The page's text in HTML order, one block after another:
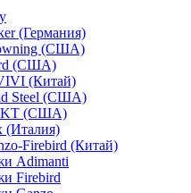
(Германия)
(США)
(США)
(Китай)
Steel (США)
(США)
(Италия)
Firebird (Китай)
Adimanti
Firebird